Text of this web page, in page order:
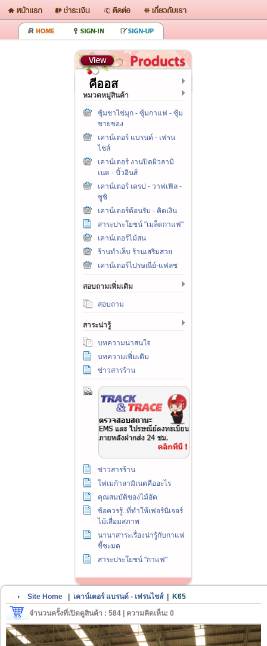
คีออส
หมวดหมู่สินค้า
ซุ้มชาไข่มุก - ซุ้มกาแฟ - ซุ้ม
ขายของ
เคาน์เตอร์ แบรนด์ - เฟรน
ไชส์
เคาน์เตอร์ งานปิดผิวลามิ
เนต - บิ้วอินส์
เคาน์เตอร์ เครป - วาฟเฟิล -
ซูชิ
เคาน์เตอร์ต้อนรับ - คิดเงิน
สาระประโยชน์ "เมล็ดกาแฟ"
เคาน์เตอร์ไม้สน
ร้านทำเล็บ ร้านเสริมสวย
เคาน์เตอร์ไปรษณีย์-แฟลช
สอบถามเพิ่มเติม
สอบถาม
สาระน่ารู้
บทความน่าสนใจ
บทความเพิ่มเติม
ข่าวสารร้าน
ข่าวสารร้าน
โฟเมก้าลามิเนตคืออะไร
คุณสมบัติของไม้อัด
ข้อควรรู้..ที่ทำให้เฟอร์นิเจอร์
ไม้เสื่อมสภาพ
นานาสาระเรื่องน่ารู้กับกาแฟ
ขี้ชะมด
สาระประโยชน์ "กาแฟ"
Site Home เคาน์เตอร์ แบรนด์ - เฟรนไชส์|
K65
จำนวนครั้งที่เปิดดูสินค้า : 584 | ความคิดเห็น: 0